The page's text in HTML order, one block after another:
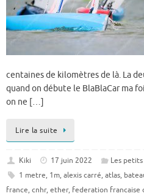
centaines de kilomètres de là. La
quand on débute le BlaBlaCar ma
on ne […]
Lire la suite
Kiki 17 juin 2022 Les petits
1 metre, 1m, alexis carré, atlas,
france, cnhr, ether, federation francaise